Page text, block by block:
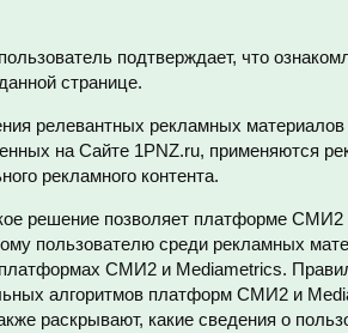
подтверждает, что
странице.
релевантных рекламных
на Сайте 1PNZ.ru, применяются
рекламного контента.
решение позволяет платформе
пользователю среди рекламных
СМИ2 и Mediametrics.
алгоритмов платформ СМИ2 и
раскрывают, какие сведения о